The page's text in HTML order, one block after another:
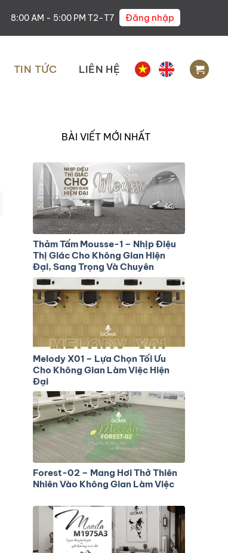
8:00 AM - 5:00 PM T2-T7 Đăng nhập
TIN TỨC LIÊN HỆ
BÀI VIẾT MỚI NHẤT
Thảm Tấm Mousse-1 – Nhịp Điệu
Thị Giác Cho Không Gian Hiện
Đại, Sang Trọng Và Chuyên
Nghiệp
Melody X01 – Lựa Chọn Tối Ưu
Cho Không Gian Làm Việc Hiện
Đại
Forest-02 – Mang Hơi Thở Thiên
Nhiên Vào Không Gian Làm Việc